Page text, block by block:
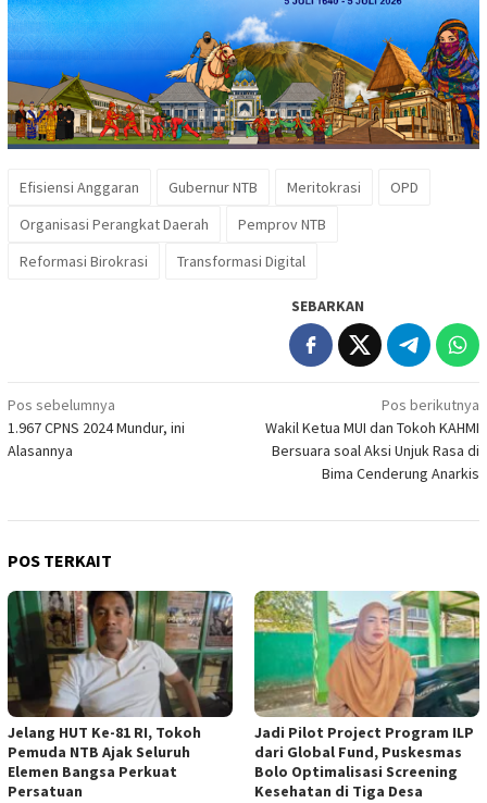
Efisiensi Anggaran Gubernur NTB Meritokrasi
OPD
Organisasi Perangkat Daerah
Pemprov NTB
Reformasi Birokrasi
Transformasi Digital
SEBARKAN
Navigasi
pos
Pos sebelumnya
1.967 CPNS 2024 Mundur, ini
Alasannya
Pos berikutnya
Wakil Ketua MUI dan Tokoh KAHMI
Bersuara soal Aksi Unjuk Rasa di
Bima Cenderung Anarkis
POS TERKAIT
Jelang HUT Ke-81 RI, Tokoh
Pemuda NTB Ajak Seluruh
Elemen Bangsa Perkuat
Persatuan
Jadi Pilot Project Program ILP
dari Global Fund, Puskesmas
Bolo Optimalisasi Screening
Kesehatan di Tiga Desa